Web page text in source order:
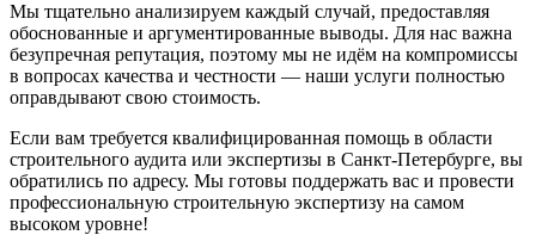
Мы тщательно анализируем каждый случай, предоставляя
обоснованные и аргументированные выводы. Для нас важна
безупречная репутация, поэтому мы не идём на компромиссы
в вопросах качества и честности — наши услуги полностью
оправдывают свою стоимость.
Если вам требуется квалифицированная помощь в области
строительного аудита или экспертизы в Санкт-Петербурге, вы
обратились по адресу. Мы готовы поддержать вас и провести
профессиональную строительную экспертизу на самом
высоком уровне!